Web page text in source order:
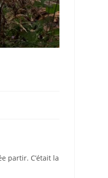
partir. C’était la